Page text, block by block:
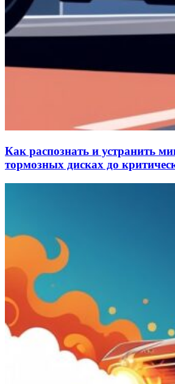
Как распознать и устранить
тормозных дисках до